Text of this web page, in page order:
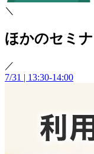
＼
ほかのセミ
／
7/31 | 13:30-14:00